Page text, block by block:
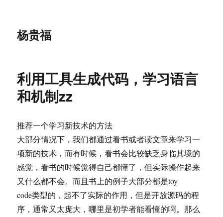
杨贵福
利用工具生成代码，学习语言
和机制zz
推荐一个学习新技术的方法
大部分情况下，我们都通过看书或者读文章来学习一
项新的技术，而有时候，看书会比较缺乏身临其境的
感觉，看书的时候觉得自己都懂了，但实际操作起来
又什么都不会。而且书上的例子大部分都是toy
code类型的，起不了实际的作用，但是开放源码的程
序，通常又太庞大，哪里是初学者能看懂的啊。那么